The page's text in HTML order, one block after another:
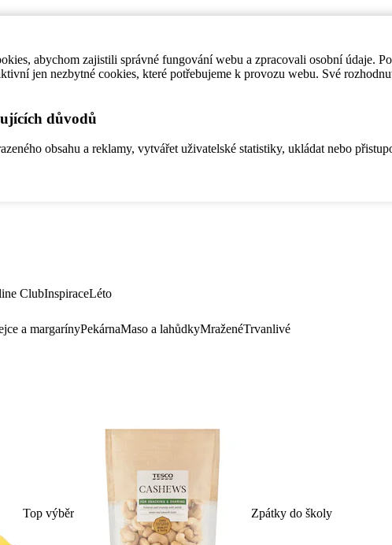
abychom zajistili správné fungování webu a zpracovali osobní údaje.
jen nezbytné cookies, které potřebujeme k provozu webu. Své
důvodů
obsahu a reklamy, vytvářet uživatelské statistiky, ukládat nebo
ClubInspiraceLéto
a margarínyPekárnaMaso a lahůdkyMraženéTrvanlivé
Top výběr Zpátky do školy